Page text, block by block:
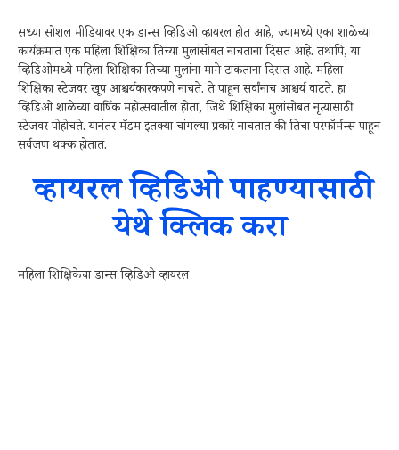
सध्या सोशल मीडियावर एक डान्स व्हिडिओ व्हायरल होत आहे, ज्यामध्ये एका शाळेच्या
कार्यक्रमात एक महिला शिक्षिका तिच्या मुलांसोबत नाचताना दिसत आहे. तथापि, या
व्हिडिओमध्ये महिला शिक्षिका तिच्या मुलांना मागे टाकताना दिसत आहे. महिला
शिक्षिका स्टेजवर खूप आश्चर्यकारकपणे नाचते. ते पाहून सर्वांनाच आश्चर्य वाटते. हा
व्हिडिओ शाळेच्या वार्षिक महोत्सवातील होता, जिथे शिक्षिका मुलांसोबत नृत्यासाठी
स्टेजवर पोहोचते. यानंतर मॅडम इतक्या चांगल्या प्रकारे नाचतात की तिचा परफॉर्मन्स पाहून
सर्वजण थक्क होतात.
व्हायरल व्हिडिओ पाहण्यासाठी
येथे क्लिक करा
महिला शिक्षिकेचा डान्स व्हिडिओ व्हायरल